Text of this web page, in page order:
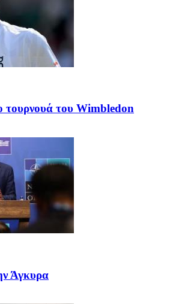
τουρνουά του Wimbledon
Άγκυρα